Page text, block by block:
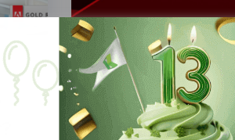
Green Know 14
Conoce la
impleméntala